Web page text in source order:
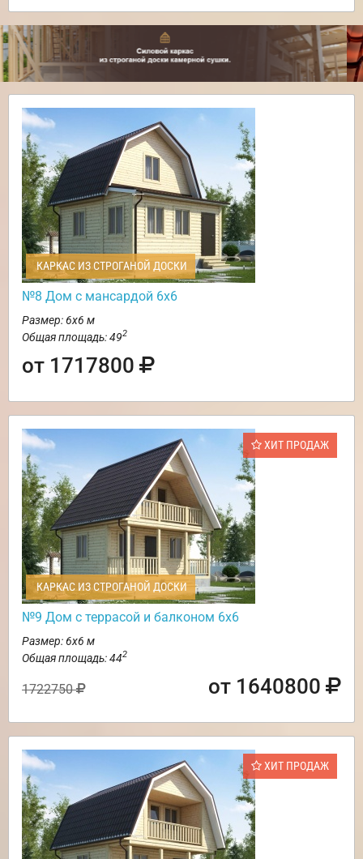
КАРКАС ИЗ СТРОГАНОЙ ДОСКИ
№8 Дом с мансардой 6х6
Размер: 6х6 м
Общая площадь: 492
от 1717800
ХИТ ПРОДАЖ
КАРКАС ИЗ СТРОГАНОЙ ДОСКИ
№9 Дом с террасой и балконом 6х6
Размер: 6х6 м
Общая площадь: 442
1722750 от 1640800
ХИТ ПРОДАЖ